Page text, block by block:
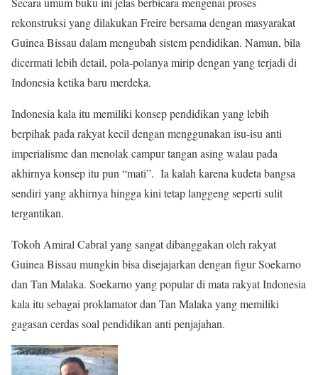
rekonstruksi yang dilakukan Freire bersama dengan masyarakat
Guinea Bissau dalam mengubah sistem pendidikan. Namun, bila
dicermati lebih detail, pola-polanya mirip dengan yang terjadi di
Indonesia ketika baru merdeka.
Indonesia kala itu memiliki konsep pendidikan yang lebih
berpihak pada rakyat kecil dengan menggunakan isu-isu anti
imperialisme dan menolak campur tangan asing walau pada
akhirnya konsep itu pun “mati”. Ia kalah karena kudeta bangsa
sendiri yang akhirnya hingga kini tetap langgeng seperti sulit
tergantikan.
Tokoh Amiral Cabral yang sangat dibanggakan oleh rakyat
Guinea Bissau mungkin bisa disejajarkan dengan figur Soekarno
dan Tan Malaka. Soekarno yang popular di mata rakyat Indonesia
kala itu sebagai proklamator dan Tan Malaka yang memiliki
gagasan cerdas soal pendidikan anti penjajahan.